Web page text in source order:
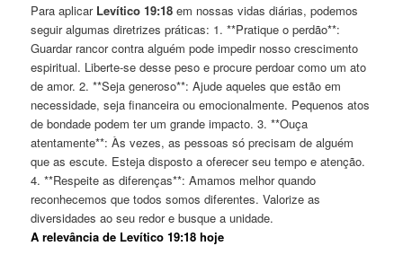
Para aplicar Levítico 19:18 em nossas vidas diárias, podemos
seguir algumas diretrizes práticas: 1. **Pratique o perdão**:
Guardar rancor contra alguém pode impedir nosso crescimento
espiritual. Liberte-se desse peso e procure perdoar como um ato
de amor. 2. **Seja generoso**: Ajude aqueles que estão em
necessidade, seja financeira ou emocionalmente. Pequenos atos
de bondade podem ter um grande impacto. 3. **Ouça
atentamente**: Às vezes, as pessoas só precisam de alguém
que as escute. Esteja disposto a oferecer seu tempo e atenção.
4. **Respeite as diferenças**: Amamos melhor quando
reconhecemos que todos somos diferentes. Valorize as
diversidades ao seu redor e busque a unidade.
A relevância de Levítico 19:18 hoje